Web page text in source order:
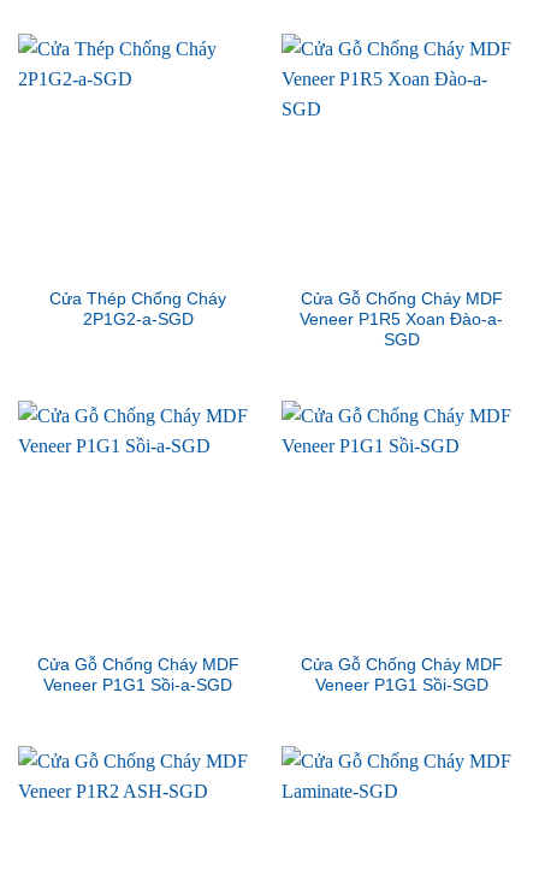
Cửa Thép Chống Cháy
2P1G2-a-SGD
Cửa Gỗ Chống Cháy MDF
Veneer P1R5 Xoan Đào-a-
SGD
Cửa Gỗ Chống Cháy MDF
Veneer P1G1 Sồi-a-SGD
Cửa Gỗ Chống Cháy MDF
Veneer P1G1 Sồi-SGD